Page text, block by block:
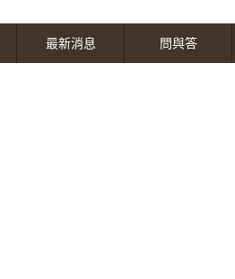
最新消息 問與答